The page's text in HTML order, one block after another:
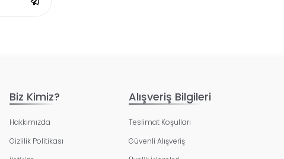
Biz Kimiz?
Hakkımızda
Gizlilik Politikası
Alışveriş Bilgileri
Teslimat Koşulları
Güvenli Alışveriş